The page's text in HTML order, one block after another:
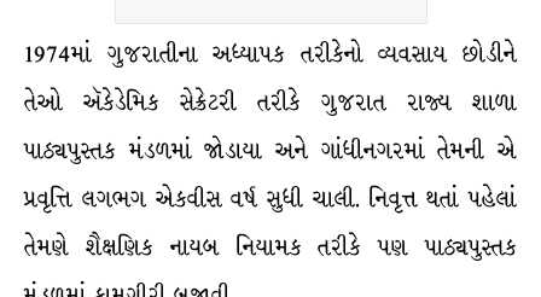
1974માં ગુજરાતીના અધ્યાપક તરીકેનો વ્યવસાય છોડીને
તેઓ ઍકેડેમિક સેક્રેટરી તરીકે ગુજરાત રાજ્ય શાળા
પાઠ્યપુસ્તક મંડળમાં જોડાયા અને ગાંધીનગરમાં તેમની એ
પ્રવૃત્તિ લગભગ એકવીસ વર્ષ સુધી ચાલી. નિવૃત્ત થતાં પહેલાં
તેમણે શૈક્ષણિક નાયબ નિયામક તરીકે પણ પાઠ્યપુસ્તક